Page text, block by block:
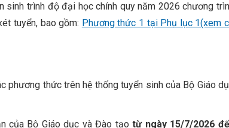
trình độ đại học chính quy năm 2026 chương
tuyển, bao gồm: Phương thức 1 tại Phụ lục 1(xem
phương thức trên hệ thống tuyển sinh của Bộ Giáo
của Bộ Giáo dục và Đào tạotừ ngày 15/7/2026